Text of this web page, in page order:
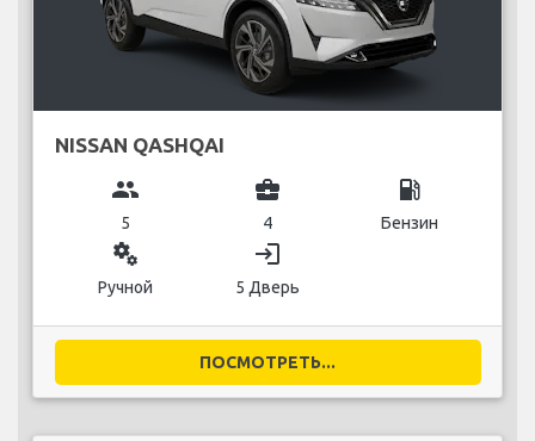
NISSAN QASHQAI
group
5
business_center
4
local_gas_station
Бензин
miscellaneous_services
Ручной
login
5 Дверь
ПОСМОТРЕТЬ...